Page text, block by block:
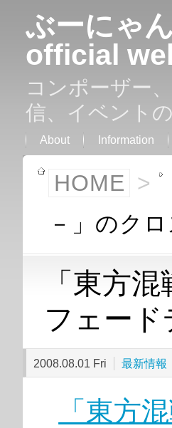
ぶーにゃ
official
コンポーザー
信、イベント
About Information
HOME >
－」のク
「東方
フェー
2008.08.01 Fri 最新情報
「東方